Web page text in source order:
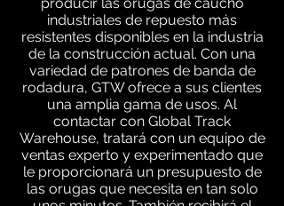
industriales de repuesto más
resistentes disponibles en la industria
de la construcción actual. Con una
variedad de patrones de banda de
rodadura, GTW ofrece a sus clientes
una amplia gama de usos. Al
contactar con Global Track
Warehouse, tratará con un equipo de
ventas experto y experimentado que
le proporcionará un presupuesto de
las orugas que necesita en tan solo